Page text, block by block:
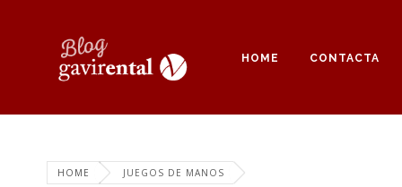
HOME CONTACTA
HOME JUEGOS DE MANOS